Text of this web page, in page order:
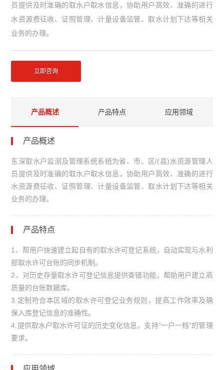
员提供及时准确的取水户取水信息，协助用户高效、准确的进行
水资源费征收、证照管理、计量设备监管、取水计划下达等相关
业务的办理。
立即咨询
产品概述 产品特点 应用领域
产品概述
东深取水户监测及管理系统系统为省、市、区/(县)水资源管理人
员提供及时准确的取水户取水信息，协助用户高效、准确的进行
水资源费征收、证照管理、计量设备监管、取水计划下达等相关
业务的办理。
产品特点
1、帮用户快速建立起自有的取水许可登记系统，自动实现与水利
部取水许可台账的同步机制。
2、对历史存量取水许可登记信息提供查错功能，帮助用户建立高
质量的台账数据库。
3.定制符合本区域的取水许可登记业务规则，提高工作效率及确
保入库登记信息的准确性。
4.提供取水户取水许可证的历史变化信息，支持“一户一档”的管理
要求。